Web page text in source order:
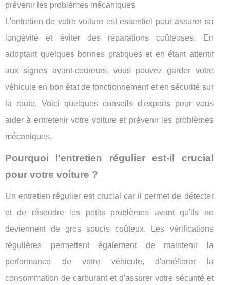
prévenir les problèmes mécaniques
L'entretien de votre voiture est essentiel pour assurer sa
longévité et éviter des réparations coûteuses. En
adoptant quelques bonnes pratiques et en étant attentif
aux signes avant-coureurs, vous pouvez garder votre
véhicule en bon état de fonctionnement et en sécurité sur
la route. Voici quelques conseils d'experts pour vous
aider à entretenir votre voiture et prévenir les problèmes
mécaniques.
Pourquoi l'entretien régulier est-il crucial
pour votre voiture ?
Un entretien régulier est crucial car il permet de détecter
et de résoudre les petits problèmes avant qu'ils ne
deviennent de gros soucis coûteux. Les vérifications
régulières permettent également de maintenir la
performance de votre véhicule, d'améliorer la
consommation de carburant et d'assurer votre sécurité et